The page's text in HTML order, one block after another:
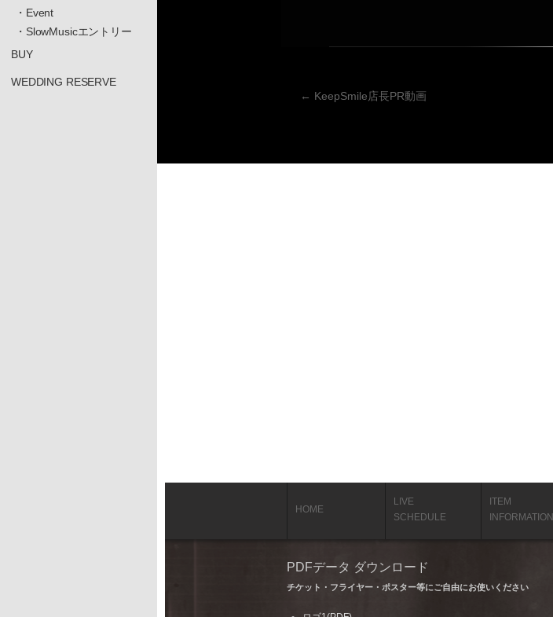
・Event
・SlowMusicエントリー
BUY
WEDDING RESERVE
← KeepSmile店長PR動画
HOME
LIVE
SCHEDULE
ITEM
INFORMATION
PDFデータ ダウンロード
チケット・フライヤー・ポスター等にご自由にお使いください